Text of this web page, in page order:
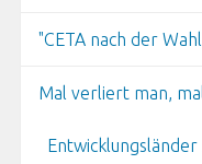
"CETA nach der
Mal verliert man,